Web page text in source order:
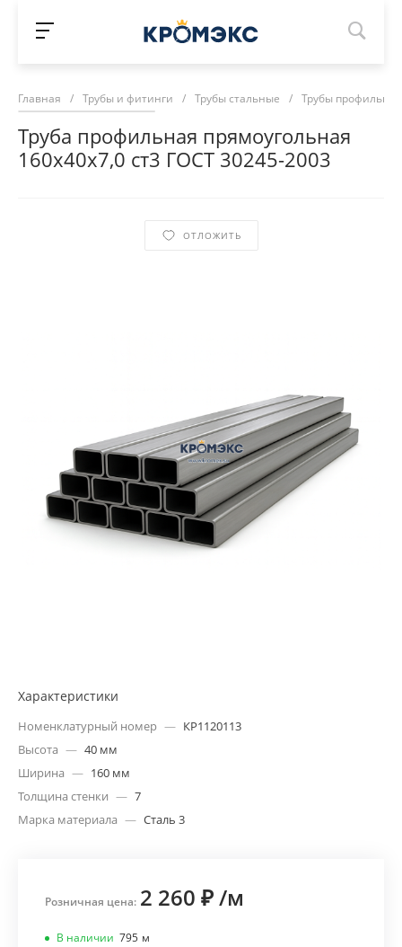
Главная / Трубы и фитинги / Трубы стальные / Трубы
Труба профильная прямоугольная
160х40х7,0 ст3 ГОСТ 30245-2003
ОТЛОЖИТЬ
Характеристики
Номенклатурный номер — КР1120113
Высота — 40 мм
Ширина — 160 мм
Толщина стенки — 7
Марка материала — Сталь 3
Розничная цена: 2 260 ₽/м
В наличии 795 м